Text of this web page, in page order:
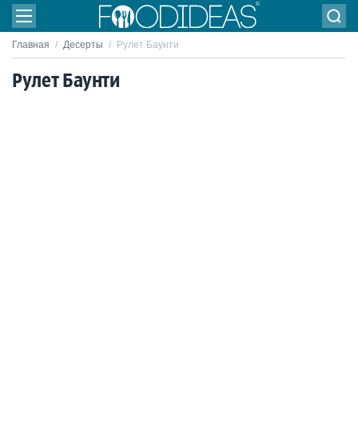
Главная / Десерты / Рулет Баунти
Рулет Баунти